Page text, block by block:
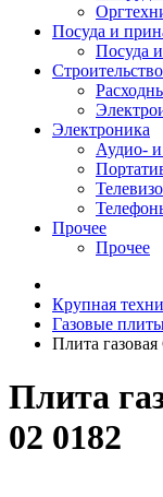
Посуда и
Посуда
Электроника
Аудио-
Прочее
Прочее
Крупная
Газовые
Плита
Плита
02 0182